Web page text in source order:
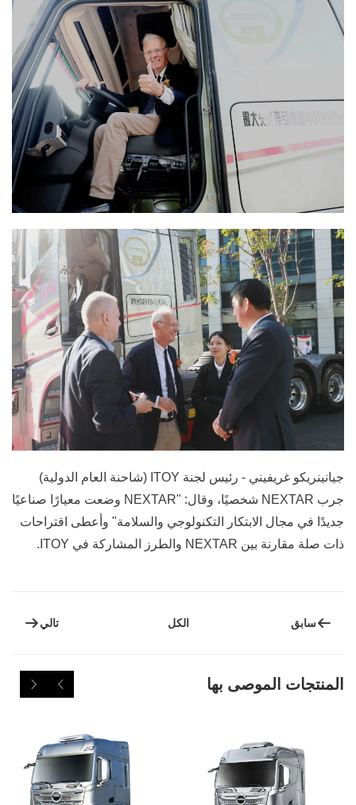
جيانينريكو غريفيني - رئيس لجنة ITOY (شاحنة العام الدولية)
جرب NEXTAR شخصيًا، وقال: "NEXTAR وضعت معيارًا صناعيًا
جديدًا في مجال الابتكار التكنولوجي والسلامة" وأعطى اقتراحات
ذات صلة مقارنة بين NEXTAR والطرز المشاركة في ITOY.
سابق الكل تالي
المنتجات الموصى بها